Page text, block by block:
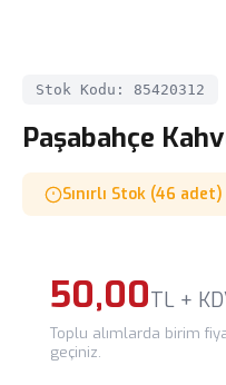
Stok Kodu: 85420312
Paşabahçe
Sınırlı Stok (46 adet)
50,00TL +
Toplu alımlarda birim
geçiniz.